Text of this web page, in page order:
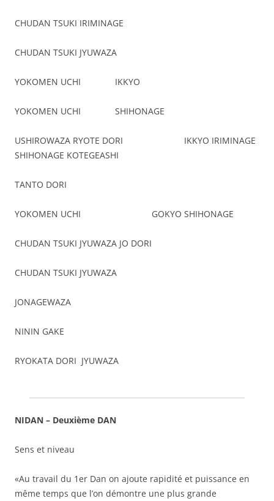
CHUDAN TSUKI IRIMINAGE
CHUDAN TSUKI JYUWAZA
YOKOMEN UCHI IKKYO
YOKOMEN UCHI SHIHONAGE
USHIROWAZA RYOTE DORI IKKYO IRIMINAGE
SHIHONAGE KOTEGEASHI
TANTO DORI
YOKOMEN UCHI GOKYO SHIHONAGE
CHUDAN TSUKI JYUWAZA JO DORI
CHUDAN TSUKI JYUWAZA
JONAGEWAZA
NININ GAKE
RYOKATA DORI JYUWAZA
NIDAN – Deuxième DAN
Sens et niveau
«Au travail du 1er Dan on ajoute rapidité et puissance en
même temps que l’on démontre une plus grande